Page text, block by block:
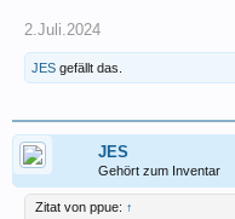
2.Juli.2024
JES gefällt das.
JES
Gehört zum Inventar
Zitat von ppue: ↑